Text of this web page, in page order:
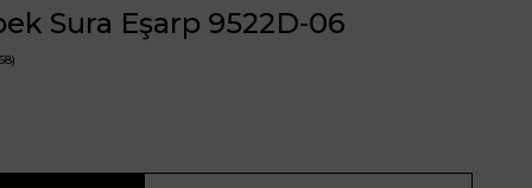
Sura Eşarp 9522D-06